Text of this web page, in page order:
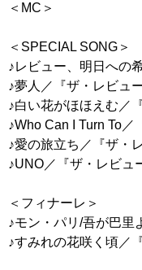
＜MC＞
＜SPECIAL SONG＞
♪レビュー、明日への
♪夢人／『ザ・レビュ
♪白い花がほほえむ／
♪Who Can I Turn To／
♪愛の旅立ち／『ザ・
♪UNO／『ザ・レビュ
＜フィナーレ＞
♪モン・パリ/吾が巴里
♪すみれの花咲く頃／